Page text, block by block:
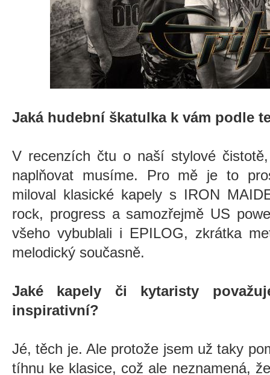
Jaká hudební škatulka k vám podle
V recenzích čtu o naší stylové
naplňovat musíme. Pro mě je to
miloval klasické kapely s IRON
rock, progress a samozřejmě US
všeho vybublali i EPILOG, zkrátka
melodický současně.
Jaké kapely či kytaristy
inspirativní?
Jé, těch je. Ale protože jsem už taky
tíhnu ke klasice, což ale neznamená,